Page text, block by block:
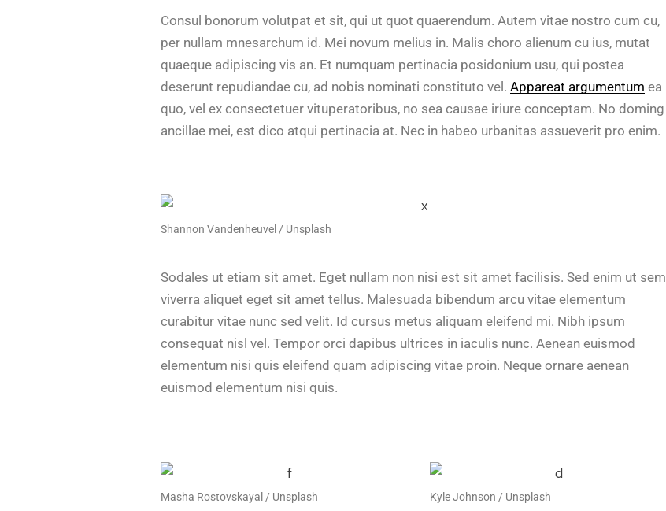
Consul bonorum volutpat et sit, qui ut quot quaerendum. Autem vitae nostro cum cu,
per nullam mnesarchum id. Mei novum melius in. Malis choro alienum cu ius, mutat
quaeque adipiscing vis an. Et numquam pertinacia posidonium usu, qui postea
deserunt repudiandae cu, ad nobis nominati constituto vel. Appareat argumentum ea
quo, vel ex consectetuer vituperatoribus, no sea causae iriure conceptam. No doming
ancillae mei, est dico atqui pertinacia at. Nec in habeo urbanitas assueverit pro enim.
Shannon Vandenheuvel / Unsplash
Sodales ut etiam sit amet. Eget nullam non nisi est sit amet facilisis. Sed enim ut sem
viverra aliquet eget sit amet tellus. Malesuada bibendum arcu vitae elementum
curabitur vitae nunc sed velit. Id cursus metus aliquam eleifend mi. Nibh ipsum
consequat nisl vel. Tempor orci dapibus ultrices in iaculis nunc. Aenean euismod
elementum nisi quis eleifend quam adipiscing vitae proin. Neque ornare aenean
euismod elementum nisi quis.
Masha Rostovskayal / Unsplash Kyle Johnson / Unsplash